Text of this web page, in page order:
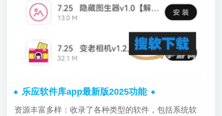
乐应软件库app最新版2025功能
资源丰富多样：收录了各种类型的软件，包括系统软